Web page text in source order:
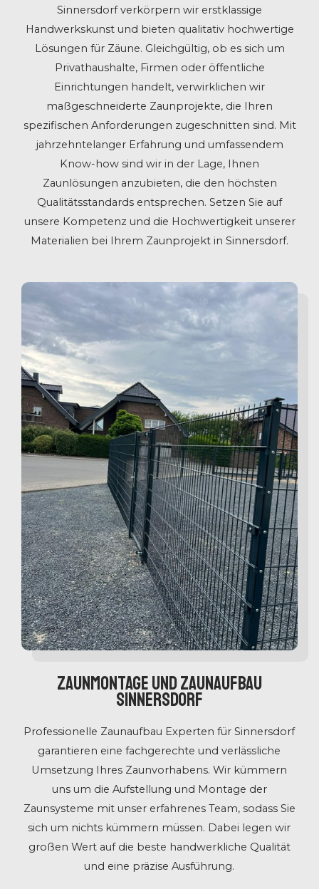
Sinnersdorf verkörpern wir erstklassige
Handwerkskunst und bieten qualitativ hochwertige
Lösungen für Zäune. Gleichgültig, ob es sich um
Privathaushalte, Firmen oder öffentliche
Einrichtungen handelt, verwirklichen wir
maßgeschneiderte Zaunprojekte, die Ihren
spezifischen Anforderungen zugeschnitten sind. Mit
jahrzehntelanger Erfahrung und umfassendem
Know-how sind wir in der Lage, Ihnen
Zaunlösungen anzubieten, die den höchsten
Qualitätsstandards entsprechen. Setzen Sie auf
unsere Kompetenz und die Hochwertigkeit unserer
Materialien bei Ihrem Zaunprojekt in Sinnersdorf.
Zaunmontage und Zaunaufbau
Sinnersdorf
Professionelle Zaunaufbau Experten für Sinnersdorf
garantieren eine fachgerechte und verlässliche
Umsetzung Ihres Zaunvorhabens. Wir kümmern
uns um die Aufstellung und Montage der
Zaunsysteme mit unser erfahrenes Team, sodass Sie
sich um nichts kümmern müssen. Dabei legen wir
großen Wert auf die beste handwerkliche Qualität
und eine präzise Ausführung.